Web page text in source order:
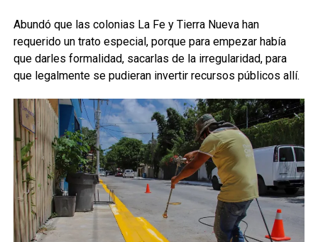
Abundó que las colonias La Fe y Tierra Nueva han
requerido un trato especial, porque para empezar había
que darles formalidad, sacarlas de la irregularidad, para
que legalmente se pudieran invertir recursos públicos allí.